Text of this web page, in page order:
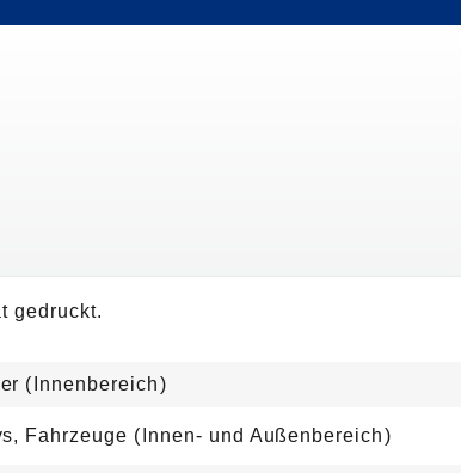
gedruckt.
( Innenbereich)
Fahrzeuge ( Innen- und Außenbereich)